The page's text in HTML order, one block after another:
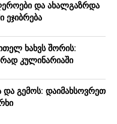
და ახალგაზრდა
ხახვს შორის:
კულინარიაში
და გემოს: დაიმახსოვრეთ